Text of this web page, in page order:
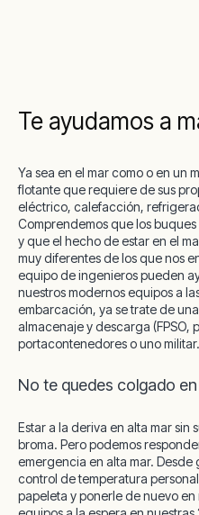
Te ayudamos a
Ya sea en el mar como o en un
flotante que requiere de sus
eléctrico, calefacción,
Comprendemos que los
y que el hecho de estar en el
muy diferentes de los que nos
equipo de ingenieros pueden
nuestros modernos equipos a
embarcación, ya se trate de
almacenaje y descarga (FPSO,
portacontenedores o uno militar.
No te quedes colgado
Estar a la deriva en alta mar sin
broma. Pero podemos
emergencia en alta mar.
control de temperatura
papeleta y ponerle de nuevo